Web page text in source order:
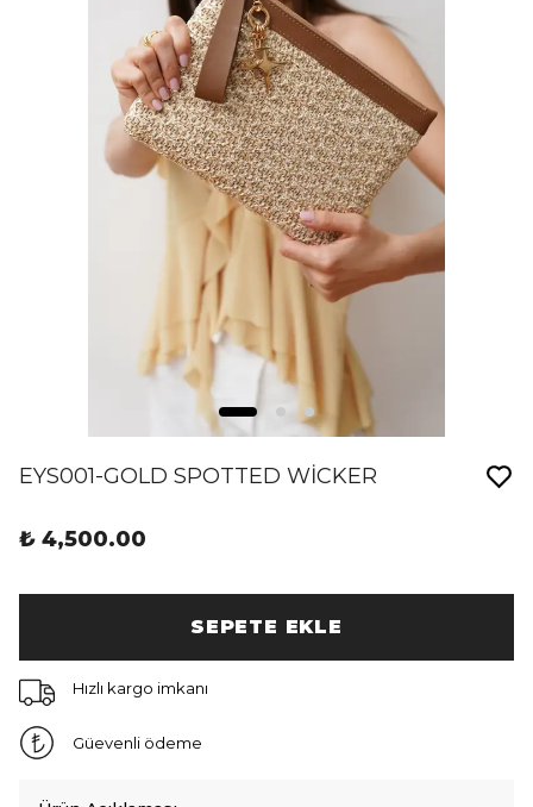
EYS001-GOLD SPOTTED WİCKER
₺ 4,500.00
SEPETE EKLE
Hızlı kargo imkanı
Güevenli ödeme